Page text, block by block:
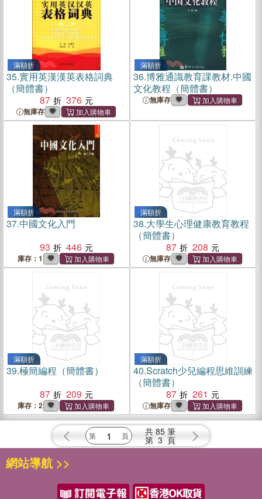
滿額折
35.實用英漢漢英表格詞典
（簡體書）
87
376
無庫存
滿額折
36.博雅通識教育課教材.中國
文化教程（簡體書）
無庫存
滿額折
37.中國文化入門
93
446
庫存：1
滿額折
38.大學生心理健康教育教程
（簡體書）
87
208
無庫存
滿額折
39.極簡編程（簡體書）
87
209
庫存：2
滿額折
40.Scratch少兒編程思維訓練
（簡體書）
87
261
無庫存
共 85 筆
第 3 頁
網站導航 >>